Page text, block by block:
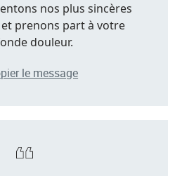
nos plus sincères
prenons part à votre
douleur.
le message